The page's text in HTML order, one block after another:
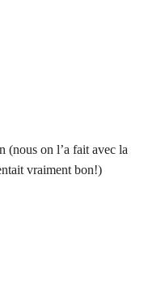
(nous on l’a fait avec la
vraiment bon!)